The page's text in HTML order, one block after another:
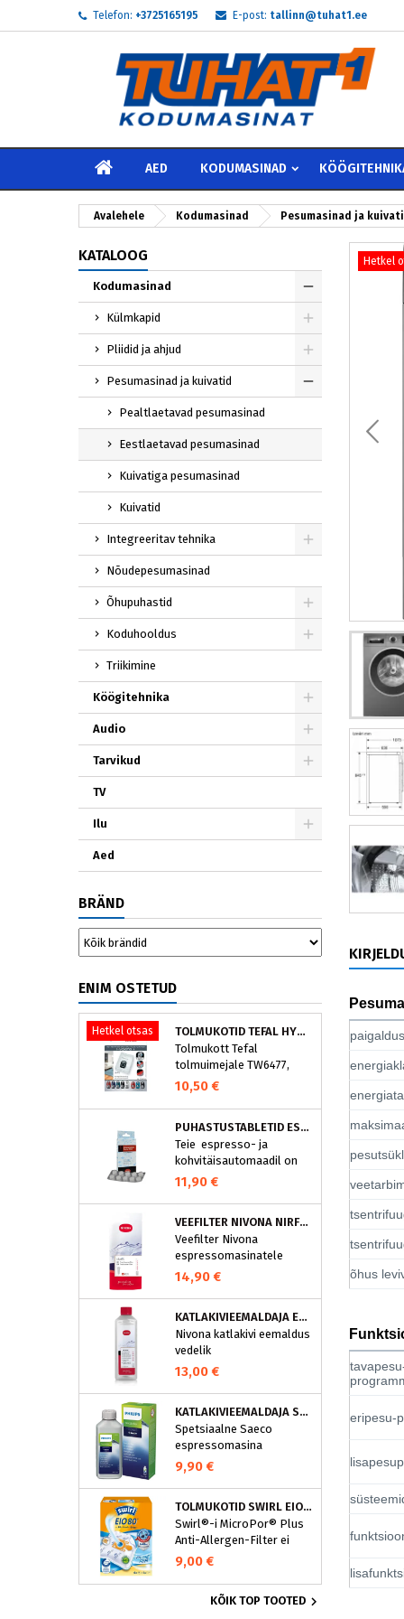
Telefon: +3725165195 E-post: tallinn@tuhat1.ee
AVALEHELE
AED KODUMASINAD
Avalehele Kodumasinad Pesumasinad ja
KATALOOG
Kodumasinad
Külmkapid
Pliidid ja ahjud
Pesumasinad ja kuivatid
Pealtlaetavad pesumasinad
Eestlaetavad pesumasinad
Kuivatiga pesumasinad
Kuivatid
Integreeritav tehnika
Nõudepesumasinad
Õhupuhastid
Koduhooldus
Triikimine
Köögitehnika
Audio
Tarvikud
TV
Ilu
Aed
BRÄND
ENIM OSTETUD
Hetkel otsas
TOLMUKOTID TEFAL HYGIENE+ ZR200540 (4 TK)
Tolmukott Tefal
tolmuimejale TW6477,
TW6886..
10,50 €
PUHASTUSTABLETID ESPRESSOMASINALE, NIVONA 390701200
Teie espresso- ja
kohvitäisautomaadil on
integreeritud
puhastusprogramm.
NIVONA puhastustabletid
on loodud spetsiaalselt
selle programmi jaoks ja
eraldavad mustuse nagu
nt kohvirasva
aparaati ja tagab täiusliku
aroomi.
11,90 €
VEEFILTER NIVONA NIRF701
Veefilter Nivona
espressomasinatele
14,90 €
KATLAKIVIEEMALDAJA ESPRESSOMASINATELE, NIVONA (500 ML)
Nivona katlakivi eemaldus
vedelik
espressomasinatele
13,00 €
KATLAKIVIEEMALDAJA SAECO ESPRESSOMASINATELE, PHILIPS CA6700/10
Spetsiaalne Saeco
espressomasina
katlakivieemaldi
Espressomasinast
eemaldamine on vajalik
selleks, et hoida masin
parimas korras. See
spetsiaalne
katlakivieemaldi eemaldab
katlakivi ja hoiab ära
9,90 €
TOLMUKOTID SWIRL EIO80MNEW
Swirl®-i MicroPor® Plus
Anti-Allergen-Filter ei
lukusta ohutult
tolmuimejakotti mitte
ainult tavalise kodutolmu,
vaid ka allergeenid nagu
9,00 €
KÕIK TOP TOOTED 
Hetkel
õhus
eripesu-